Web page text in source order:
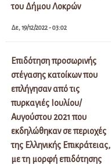
του Δήμου Λοκρών
Δε, 19/12/2022 - 03:02
Επιδότηση προσωρινής
στέγασης κατοίκων που
επλήγησαν από τις
πυρκαγιές Ιουλίου/
Αυγούστου 2021 που
εκδηλώθηκαν σε περιοχές
της Ελληνικής Επικράτειας,
με τη μορφή επιδότησης